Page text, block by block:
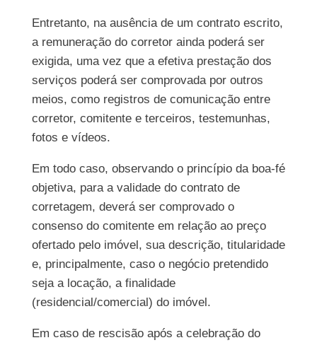
Entretanto, na ausência de um contrato escrito,
a remuneração do corretor ainda poderá ser
exigida, uma vez que a efetiva prestação dos
serviços poderá ser comprovada por outros
meios, como registros de comunicação entre
corretor, comitente e terceiros, testemunhas,
fotos e vídeos.
Em todo caso, observando o princípio da boa-fé
objetiva, para a validade do contrato de
corretagem, deverá ser comprovado o
consenso do comitente em relação ao preço
ofertado pelo imóvel, sua descrição, titularidade
e, principalmente, caso o negócio pretendido
seja a locação, a finalidade
(residencial/comercial) do imóvel.
Em caso de rescisão após a celebração do